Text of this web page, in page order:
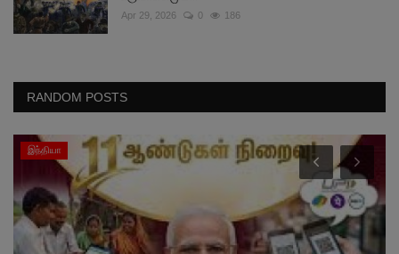
Apr 29, 2026 0 186
RANDOM POSTS
இந்தியா